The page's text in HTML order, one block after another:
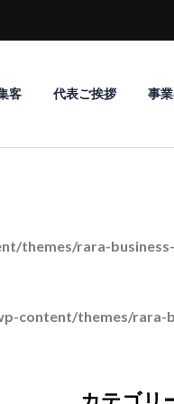
客 代表ご挨拶 事
themes/rara-
content/themes/